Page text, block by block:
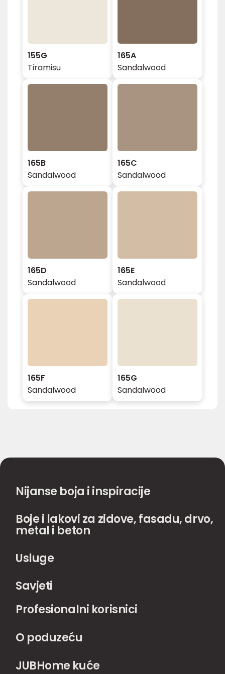
155G
Tiramisu
165A
Sandalwood
165B
Sandalwood
165C
Sandalwood
165D
Sandalwood
165E
Sandalwood
165F
Sandalwood
165G
Sandalwood
Nijanse boja i inspiracije
Boje i lakovi za zidove, fasadu, drvo,
metal i beton
Usluge
Savjeti
Profesionalni korisnici
O poduzeću
JUBHome kuće